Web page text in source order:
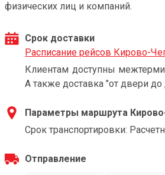
физических лиц и компаний.
Срок доставки
Расписание рейсов Кирово-
Клиентам доступны
А также доставка "от двери до
Параметры маршрута
Срок транспортировки:
Отправление